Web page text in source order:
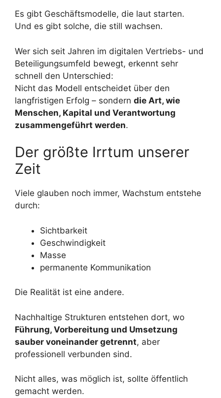
Es gibt Geschäftsmodelle, die laut starten.
Und es gibt solche, die still wachsen.
Wer sich seit Jahren im digitalen Vertriebs- und
Beteiligungsumfeld bewegt, erkennt sehr
schnell den Unterschied:
Nicht das Modell entscheidet über den
langfristigen Erfolg – sondern die Art, wie
Menschen, Kapital und Verantwortung
zusammengeführt werden.
Der größte Irrtum unserer
Zeit
Viele glauben noch immer, Wachstum entstehe
durch:
Sichtbarkeit
Geschwindigkeit
Masse
permanente Kommunikation
Die Realität ist eine andere.
Nachhaltige Strukturen entstehen dort, wo
Führung, Vorbereitung und Umsetzung
sauber voneinander getrennt, aber
professionell verbunden sind.
Nicht alles, was möglich ist, sollte öffentlich
gemacht werden.